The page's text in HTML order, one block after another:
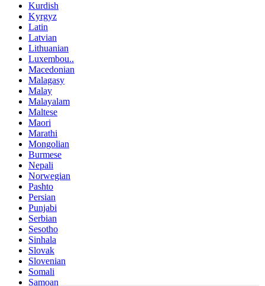
Kurdish
Kyrgyz
Latin
Latvian
Lithuanian
Luxembou..
Macedonian
Malagasy
Malay
Malayalam
Maltese
Maori
Marathi
Mongolian
Burmese
Nepali
Norwegian
Pashto
Persian
Punjabi
Serbian
Sesotho
Sinhala
Slovak
Slovenian
Somali
Samoan